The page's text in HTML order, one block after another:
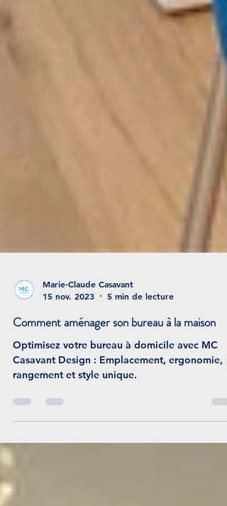
Marie-Claude Casavant
15 nov. 2023
5 min de lecture
Comment aménager son bureau à la maison
Optimisez votre bureau à domicile avec MC
rangement et style unique.